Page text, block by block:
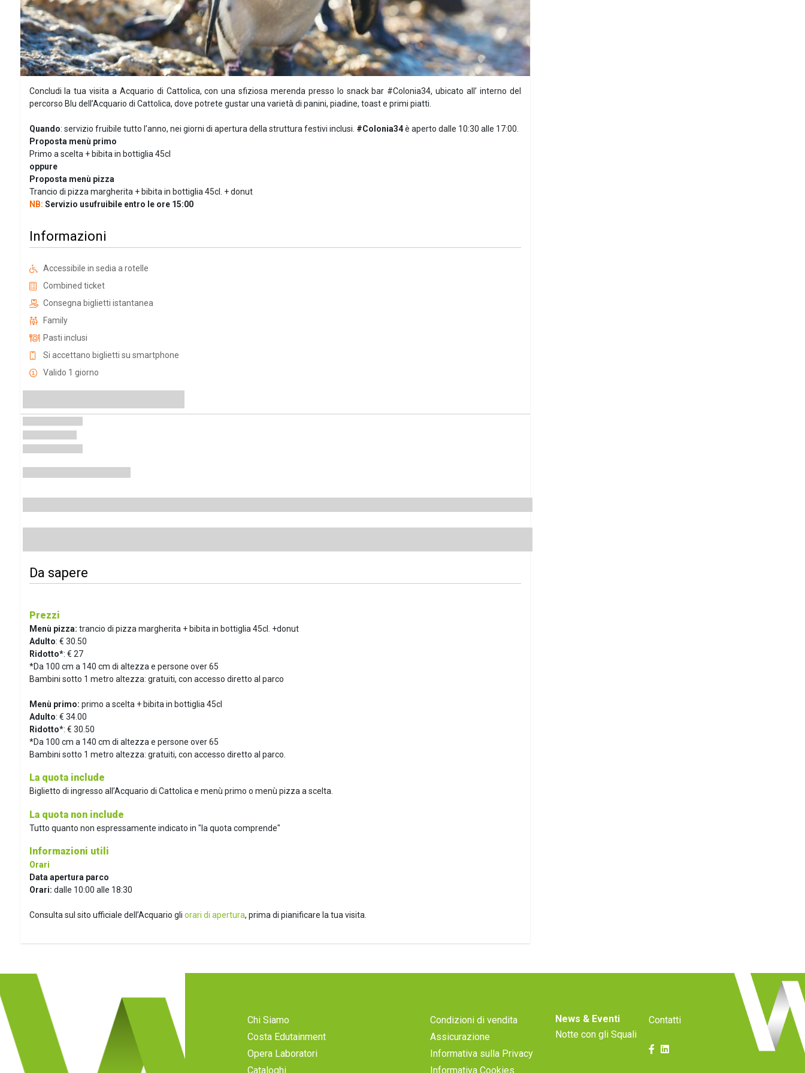
Concludi la tua visita a Acquario di Cattolica, con una sfiziosa merenda presso lo snack bar #Colonia34, ubicato all’ interno del
percorso Blu dell’Acquario di Cattolica, dove potrete gustar una varietà di panini, piadine, toast e primi piatti.
Quando: servizio fruibile tutto l’anno, nei giorni di apertura della struttura festivi inclusi. #Colonia34 è aperto dalle 10:30 alle 17:00.
Proposta menù primo
Primo a scelta + bibita in bottiglia 45cl
oppure
Proposta menù pizza
Trancio di pizza margherita + bibita in bottiglia 45cl. + donut
NB: Servizio usufruibile entro le ore 15:00
Informazioni
Accessibile in sedia a rotelle
Combined ticket
Consegna biglietti istantanea
Family
Pasti inclusi
Si accettano biglietti su smartphone
Valido 1 giorno
Da sapere
Prezzi
Menù pizza: trancio di pizza margherita + bibita in bottiglia 45cl. +donut
Adulto: € 30.50
Ridotto*: € 27
*Da 100 cm a 140 cm di altezza e persone over 65
Bambini sotto 1 metro altezza: gratuiti, con accesso diretto al parco
Menù primo: primo a scelta + bibita in bottiglia 45cl
Adulto: € 34.00
Ridotto*: € 30.50
*Da 100 cm a 140 cm di altezza e persone over 65
Bambini sotto 1 metro altezza: gratuiti, con accesso diretto al parco.
La quota include
Biglietto di ingresso all’Acquario di Cattolica e menù primo o menù pizza a scelta.
La quota non include
Tutto quanto non espressamente indicato in "la quota comprende"
Informazioni utili
Orari
Data apertura parco
Orari: dalle 10:00 alle 18:30
Consulta sul sito ufficiale dell’Acquario gli orari di apertura, prima di pianificare la tua visita.
Chi Siamo
Costa Edutainment
Opera Laboratori
Cataloghi
Condizioni di vendita
Assicurazione
Informativa sulla Privacy
Informativa Cookies
News & Eventi
Notte con gli Squali
Contatti